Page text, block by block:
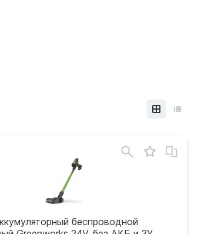
беспроводной